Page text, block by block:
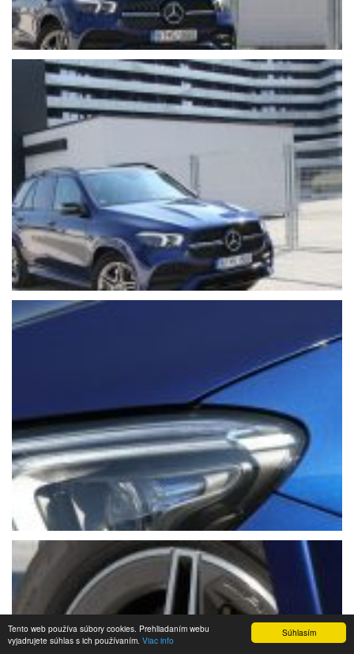
Súhlasím
Tento web používa súbory cookies. Prehliadaním webu
vyjadrujete súhlas s ich používaním. Viac info